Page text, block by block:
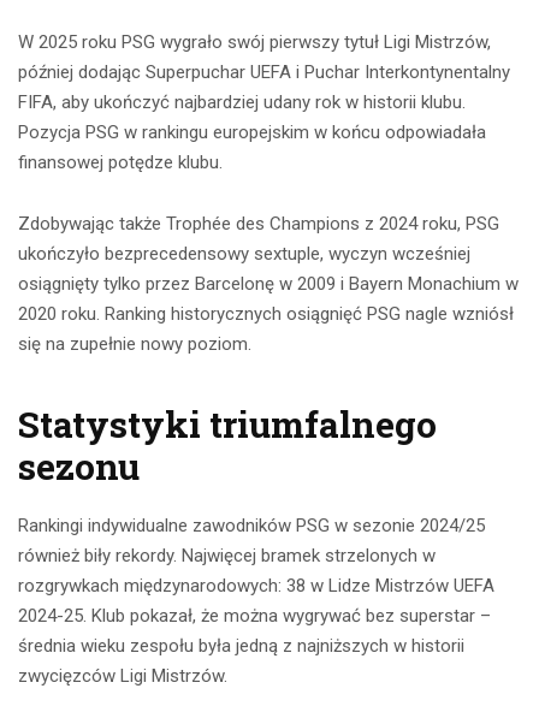
W 2025 roku PSG wygrało swój pierwszy tytuł Ligi Mistrzów,
później dodając Superpuchar UEFA i Puchar Interkontynentalny
FIFA, aby ukończyć najbardziej udany rok w historii klubu.
Pozycja PSG w rankingu europejskim w końcu odpowiadała
finansowej potędze klubu.
Zdobywając także Trophée des Champions z 2024 roku, PSG
ukończyło bezprecedensowy sextuple, wyczyn wcześniej
osiągnięty tylko przez Barcelonę w 2009 i Bayern Monachium w
2020 roku. Ranking historycznych osiągnięć PSG nagle wzniósł
się na zupełnie nowy poziom.
Statystyki triumfalnego
sezonu
Rankingi indywidualne zawodników PSG w sezonie 2024/25
również biły rekordy. Najwięcej bramek strzelonych w
rozgrywkach międzynarodowych: 38 w Lidze Mistrzów UEFA
2024-25. Klub pokazał, że można wygrywać bez superstar –
średnia wieku zespołu była jedną z najniższych w historii
zwycięzców Ligi Mistrzów.